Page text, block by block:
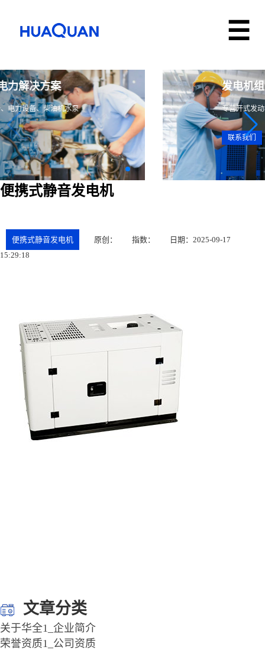
多领域、全系列电力解决方案
专营发电设备、储能设备、电力设备、柴油机水泵
联系我们
便携式静音发电机
便携式静音发电机 原创： 指数：
日期：2025-09-17
15:29:18
文章分类
关于华全1_企业简介
荣誉资质1_公司资质